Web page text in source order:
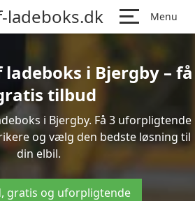
ladeboks.dk Menu
i Bjergby – få
tilbud
i Bjergby. Få 3 uforpligtende
og vælg den bedste løsning til
din elbil.
gratis og uforpligtende